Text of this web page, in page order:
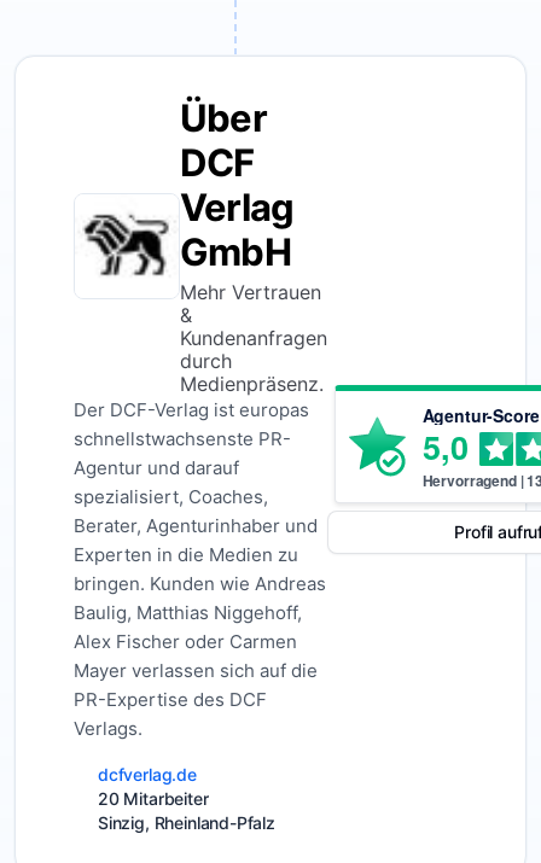
Über
DCF
Verlag
GmbH
Mehr Vertrauen
&
Kundenanfragen
durch
Medienpräsenz.
Der DCF-Verlag ist europas
schnellstwachsenste PR-
Agentur und darauf
spezialisiert, Coaches,
Berater, Agenturinhaber und
Experten in die Medien zu
bringen. Kunden wie Andreas
Baulig, Matthias Niggehoff,
Alex Fischer oder Carmen
Mayer verlassen sich auf die
PR-Expertise des DCF
Verlags.
dcfverlag.de
20 Mitarbeiter
Sinzig, Rheinland-Pfalz
Agentur-Score
5,0
Hervorragend |
Profil